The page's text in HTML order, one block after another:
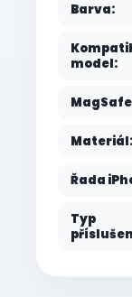
Barva:
model:
MagSafe
Materiál:
Řada
Typ